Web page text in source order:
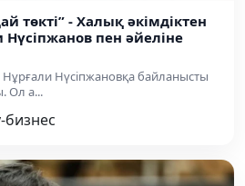
төкті” - Халық әкімдіктен
Нүсіпжанов пен әйеліне
Нүсіпжановқа байланысты
Ол а...